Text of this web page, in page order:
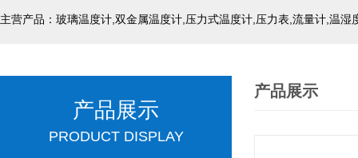
产品展示
PRODUCT DISPLAY
产品展示